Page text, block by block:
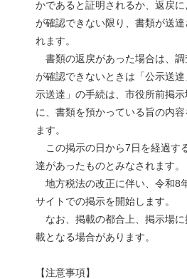
かであると証明されるか、返戻
が確認できない限り、書類が送
れます。
書類の返戻があった場合は、
が確認できないときは「公示送
示送達」の手続は、市役所前掲
に、書類を預かっている旨の内
ます。
この掲示の日から7日を経過す
達があったものとみなされます。
地方税法の改正に伴い、令和8
サイトでの掲示を開始します。
なお、掲載の都合上、掲示場
載となる場合があります。
【注意事項】